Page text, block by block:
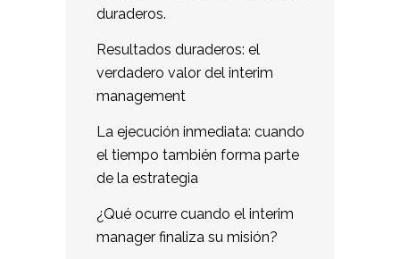
duraderos.
Resultados duraderos: el
verdadero valor del interim
management
La ejecución inmediata: cuando
el tiempo también forma parte
de la estrategia
¿Qué ocurre cuando el interim
manager finaliza su misión?